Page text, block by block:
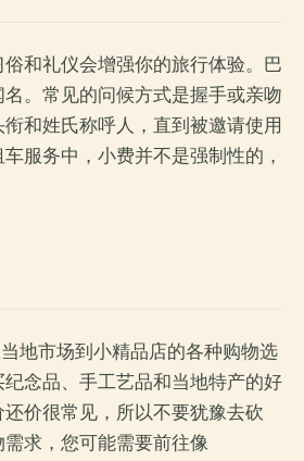
和礼仪会增强你的旅行体验。巴
。常见的问候方式是握手或亲吻
和姓氏称呼人，直到被邀请使用
服务中，小费并不是强制性的，
地市场到小精品店的各种购物选
念品、手工艺品和当地特产的好
价很常见，所以不要犹豫去砍
求，您可能需要前往像